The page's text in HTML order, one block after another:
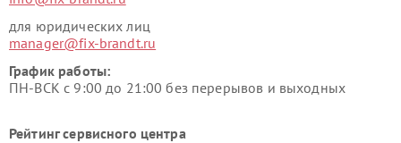
для юридических лиц
manager@fix-brandt.ru
График работы:
ПН-ВСК с 9:00 до 21:00 без перерывов и выходных
Рейтинг сервисного центра